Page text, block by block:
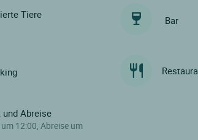
Tiere Bar
Abreise
12:00, Abreise um